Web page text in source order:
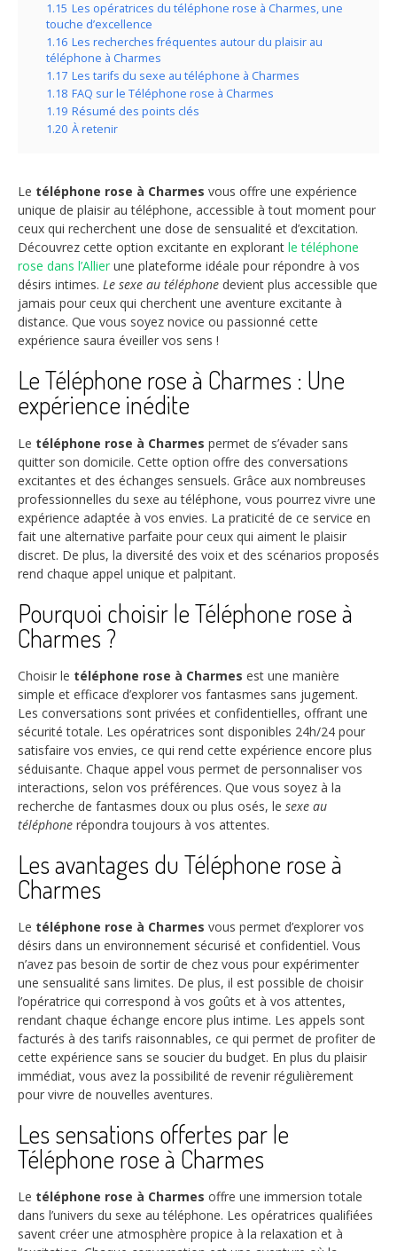
1.15 Les opératrices du téléphone rose à Charmes, une
touche d’excellence
1.16 Les recherches fréquentes autour du plaisir au
téléphone à Charmes
1.17 Les tarifs du sexe au téléphone à Charmes
1.18 FAQ sur le Téléphone rose à Charmes
1.19 Résumé des points clés
1.20 À retenir
Le téléphone rose à Charmes vous offre une expérience
unique de plaisir au téléphone, accessible à tout moment pour
ceux qui recherchent une dose de sensualité et d’excitation.
Découvrez cette option excitante en explorant le téléphone
rose dans l’Allier une plateforme idéale pour répondre à vos
désirs intimes. Le sexe au téléphone devient plus accessible que
jamais pour ceux qui cherchent une aventure excitante à
distance. Que vous soyez novice ou passionné cette
expérience saura éveiller vos sens !
Le Téléphone rose à Charmes : Une
expérience inédite
Le téléphone rose à Charmes permet de s’évader sans
quitter son domicile. Cette option offre des conversations
excitantes et des échanges sensuels. Grâce aux nombreuses
professionnelles du sexe au téléphone, vous pourrez vivre une
expérience adaptée à vos envies. La praticité de ce service en
fait une alternative parfaite pour ceux qui aiment le plaisir
discret. De plus, la diversité des voix et des scénarios proposés
rend chaque appel unique et palpitant.
Pourquoi choisir le Téléphone rose à
Charmes ?
Choisir le téléphone rose à Charmes est une manière
simple et efficace d’explorer vos fantasmes sans jugement.
Les conversations sont privées et confidentielles, offrant une
sécurité totale. Les opératrices sont disponibles 24h/24 pour
satisfaire vos envies, ce qui rend cette expérience encore plus
séduisante. Chaque appel vous permet de personnaliser vos
interactions, selon vos préférences. Que vous soyez à la
recherche de fantasmes doux ou plus osés, le sexe au
téléphone répondra toujours à vos attentes.
Les avantages du Téléphone rose à
Charmes
Le téléphone rose à Charmes vous permet d’explorer vos
désirs dans un environnement sécurisé et confidentiel. Vous
n’avez pas besoin de sortir de chez vous pour expérimenter
une sensualité sans limites. De plus, il est possible de choisir
l’opératrice qui correspond à vos goûts et à vos attentes,
rendant chaque échange encore plus intime. Les appels sont
facturés à des tarifs raisonnables, ce qui permet de profiter de
cette expérience sans se soucier du budget. En plus du plaisir
immédiat, vous avez la possibilité de revenir régulièrement
pour vivre de nouvelles aventures.
Les sensations offertes par le
Téléphone rose à Charmes
Le téléphone rose à Charmes offre une immersion totale
dans l’univers du sexe au téléphone. Les opératrices qualifiées
savent créer une atmosphère propice à la relaxation et à